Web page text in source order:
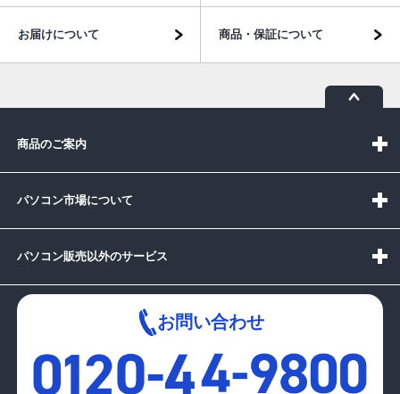
お届けについて 商品・保証について
商品のご案内
パソコン市場について
パソコン販売以外のサービス
お問い合わせ